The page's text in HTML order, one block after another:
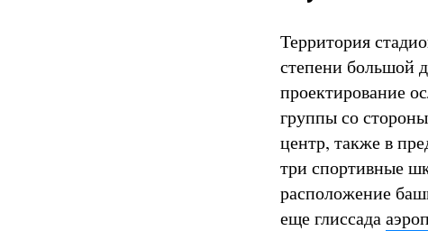
Территория
степени большой
проектирование
группы со
центр, также в
три спортивные
расположение
еще глиссада